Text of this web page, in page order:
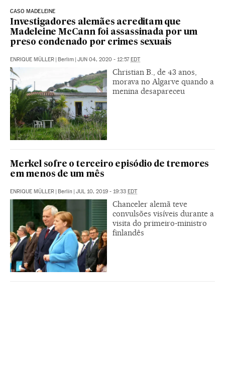
CASO MADELEINE
Investigadores alemães acreditam que
Madeleine McCann foi assassinada por um
preso condenado por crimes sexuais
ENRIQUE MÜLLER | Berlim | JUN 04, 2020 - 12:57EDT
Christian B., de 43 anos,
morava no Algarve quando a
menina desapareceu
Merkel sofre o terceiro episódio de tremores
em menos de um mês
ENRIQUE MÜLLER | Berlín | JUL 10, 2019 - 19:33 EDT
Chanceler alemã teve
convulsões visíveis durante a
visita do primeiro-ministro
finlandês